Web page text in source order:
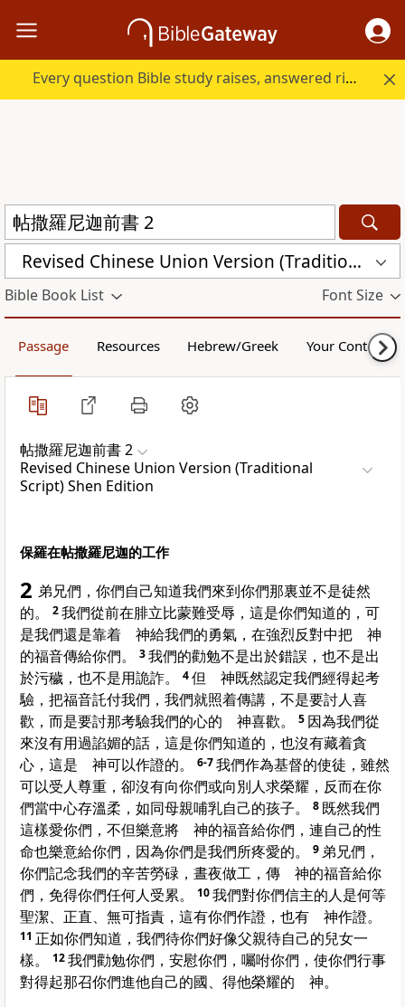
Every question Bible study raises, answered right here.
Revised Chinese Union Version (Traditional Script) Shen Edition (RCU17TS)
Bible Book List Font Size
Passage Resources Hebrew/Greek Your Content
帖撒羅尼迦前書 2
Revised Chinese Union Version (Traditional
Script) Shen Edition
保羅在帖撒羅尼迦的工作
2 弟兄們，你們自己知道我們來到你們那裏並不是徒然
的。
2我們從前在腓立比蒙難受辱，這是你們知道的，可
是我們還是靠着 神給我們的勇氣，在強烈反對中把 神
的福音傳給你們。
3我們的勸勉不是出於錯誤，也不是出
於污穢，也不是用詭詐。
4但 神既然認定我們經得起考
驗，把福音託付我們，我們就照着傳講，不是要討人喜
歡，而是要討那考驗我們的心的 神喜歡。
5 因為我們從
來沒有用過諂媚的話，這是你們知道的，也沒有藏着貪
心，這是 神可以作證的。
6-7我們作為基督的使徒，雖然
可以受人尊重，卻沒有向你們或向別人求榮耀，反而在你
們當中心存溫柔，如同母親哺乳自己的孩子。
8 既然我們
這樣愛你們，不但樂意將 神的福音給你們，連自己的性
命也樂意給你們，因為你們是我們所疼愛的。
9 弟兄們，
你們記念我們的辛苦勞碌，晝夜做工，傳 神的福音給你
們，免得你們任何人受累。
10我們對你們信主的人是何等
聖潔、正直、無可指責，這有你們作證，也有 神作證。
11 正如你們知道，我們待你們好像父親待自己的兒女一
樣。
12我們勸勉你們，安慰你們，囑咐你們，使你們行事
對得起那召你們進他自己的國、得他榮耀的 神。